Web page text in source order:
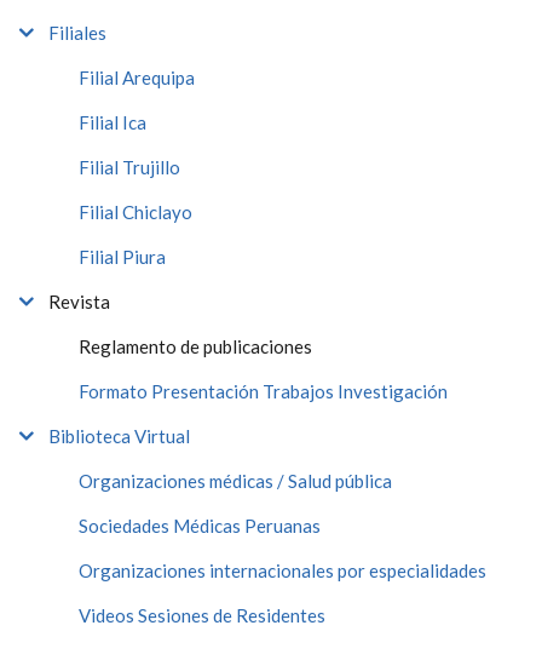
Filiales
Filial Arequipa
Filial Ica
Filial Trujillo
Filial Chiclayo
Filial Piura
Revista
Reglamento de publicaciones
Formato Presentación Trabajos Investigación
Biblioteca Virtual
Organizaciones médicas / Salud pública
Sociedades Médicas Peruanas
Organizaciones internacionales por especialidades
Videos Sesiones de Residentes